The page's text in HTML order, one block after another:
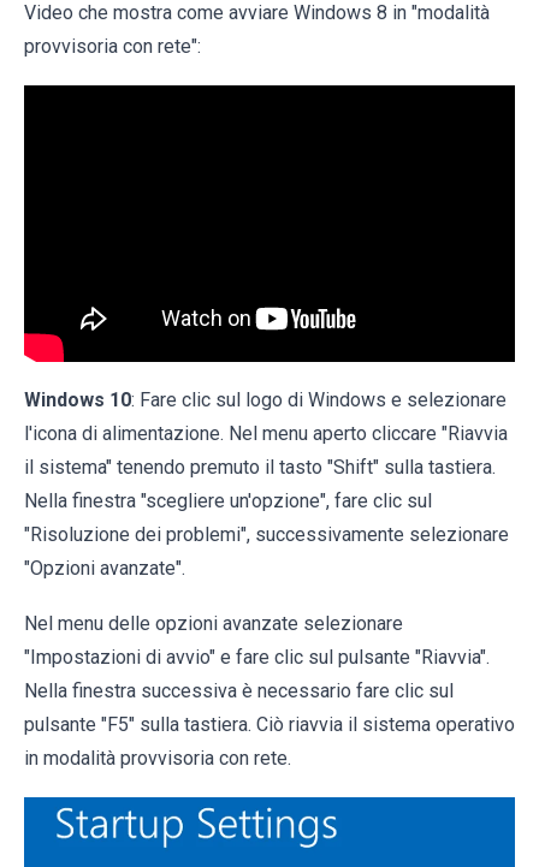
Video che mostra come avviare Windows 8 in "modalità
provvisoria con rete":
Windows 10: Fare clic sul logo di Windows e selezionare
l'icona di alimentazione. Nel menu aperto cliccare "Riavvia
il sistema" tenendo premuto il tasto "Shift" sulla tastiera.
Nella finestra "scegliere un'opzione", fare clic sul
"Risoluzione dei problemi", successivamente selezionare
"Opzioni avanzate".
Nel menu delle opzioni avanzate selezionare
"Impostazioni di avvio" e fare clic sul pulsante "Riavvia".
Nella finestra successiva è necessario fare clic sul
pulsante "F5" sulla tastiera. Ciò riavvia il sistema operativo
in modalità provvisoria con rete.